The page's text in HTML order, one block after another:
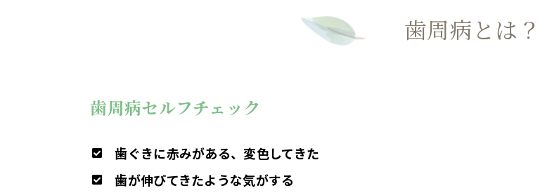
歯周病とは？
歯周病セルフチェック
歯ぐきに赤みがある、変色してきた
歯が伸びてきたような気がする